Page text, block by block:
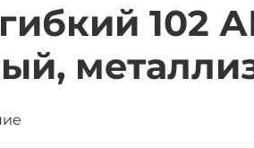
102